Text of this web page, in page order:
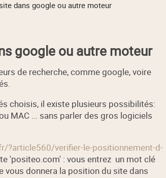
dans google ou autre moteur
google ou autre moteur
de recherche, comme google, voire
choisis, il existe plusieurs possibilités:
MAC ... sans parler des gros logiciels
?article560/verifier-le-positionnement-d-
'positeo.com' : vous entrez un mot clé
vous donnera la position du site dans